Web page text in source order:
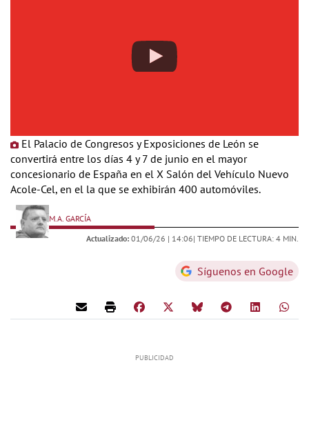
El Palacio de Congresos y Exposiciones de León se
convertirá entre los días 4 y 7 de junio en el mayor
concesionario de España en el X Salón del Vehículo Nuevo
Acole-Cel, en el la que se exhibirán 400 automóviles.
M.A. GARCÍA
Actualizado: 01/06/26 | 14:06| TIEMPO DE LECTURA: 4 MIN.
Síguenos en Google